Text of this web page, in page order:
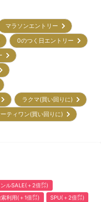
マラソンエントリー
0のつく日エントリー
ラクマ(買い回りに)
ティワン(買い回りに)
ルSALE(＋2倍㌽)
利用(＋1倍㌽) SPU(＋2倍㌽)